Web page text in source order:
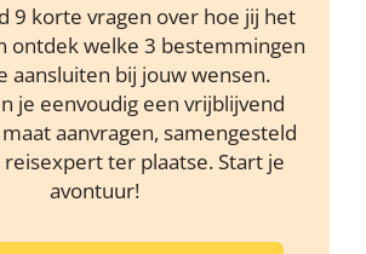
9 korte vragen over hoe jij het
ontdek welke 3 bestemmingen
aansluiten bij jouw wensen.
je eenvoudig een vrijblijvend
aanvragen, samengesteld
ter plaatse. Start je
avontuur!